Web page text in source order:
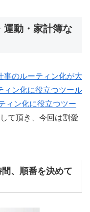
運動・家計簿な
事のルーティン化が大
ィン化に役立つツール
ィン化に役立つツー
て頂き、今回は割愛
、順番を決めて